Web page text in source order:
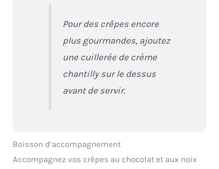
Pour des crêpes encore
plus gourmandes, ajoutez
une cuillerée de crème
chantilly sur le dessus
avant de servir.
Boisson d’accompagnement
Accompagnez vos crêpes au chocolat et aux noix